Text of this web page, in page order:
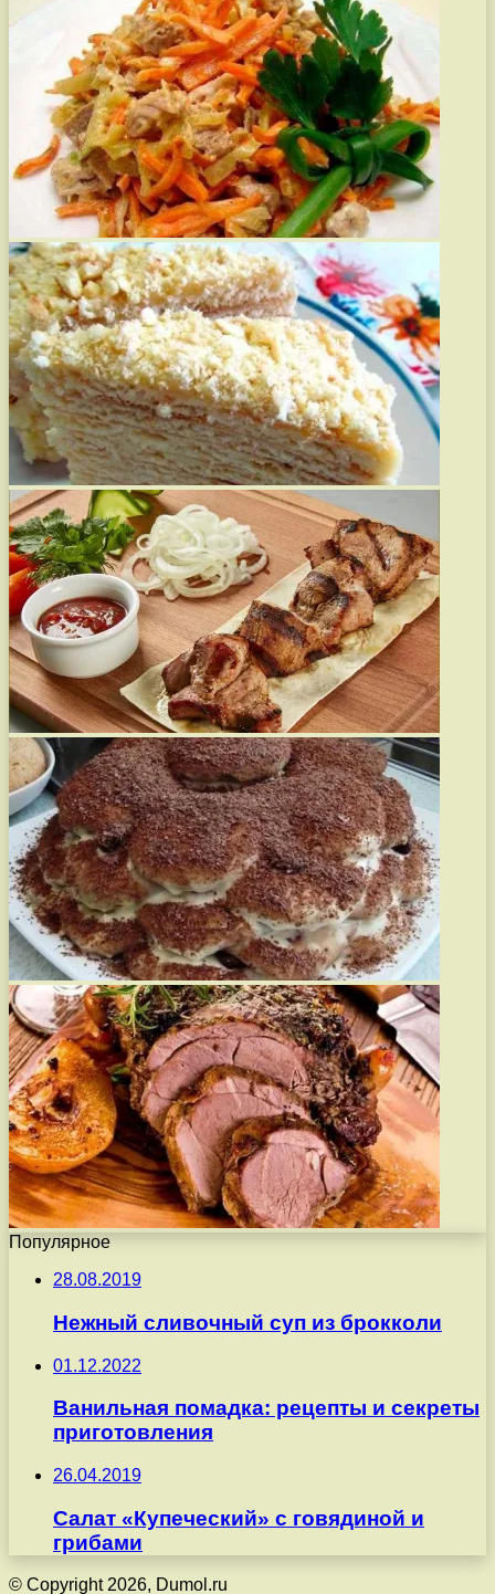
Популярное
28.08.2019
Нежный сливочный суп из брокколи
01.12.2022
Ванильная помадка: рецепты и секреты
приготовления
26.04.2019
Салат «Купеческий» с говядиной и
грибами
© Copyright 2026, Dumol.ru